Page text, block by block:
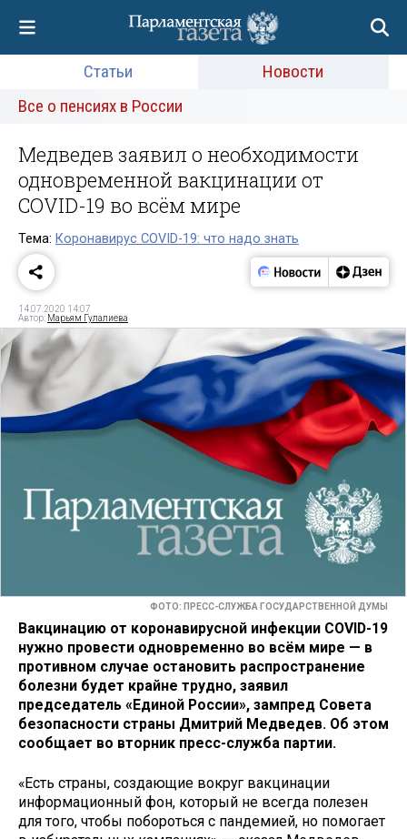
Статьи
Новости
Все о пенсиях в России
Медведев заявил о необходимости
одновременной вакцинации от
COVID-19 во всём мире
Тема: Коронавирус COVID-19: что надо знать
14.07.2020 14:07
Автор: Марьям Гулалиева
ФОТО: ПРЕСС-СЛУЖБА ГОСУДАРСТВЕННОЙ ДУМЫ
Вакцинацию от коронавирусной инфекции COVID-19
нужно провести одновременно во всём мире — в
противном случае остановить распространение
болезни будет крайне трудно, заявил
председатель «Единой России», зампред Совета
безопасности страны Дмитрий Медведев. Об этом
сообщает во вторник пресс-служба партии.
«Есть страны, создающие вокруг вакцинации
информационный фон, который не всегда полезен
для того, чтобы побороться с пандемией, но помогает